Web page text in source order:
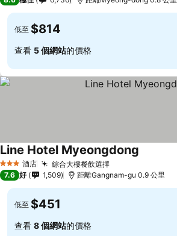
低至 $814
查看 5 個網站的價格
3 星級 酒店 綜合大樓餐飲選擇
Line Hotel Myeongdong
7.6 好 1,509 距離Gangnam-gu 0.9 公里
低至 $451
查看 8 個網站的價格